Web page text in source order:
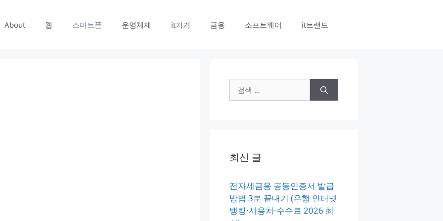
About 웹 스마트폰 운영체제 it기기 금융 소프트웨어 it트랜드
색:
최신 글
전자세금용 공동인증서 발급
방법 3분 끝내기 (은행 인터넷
뱅킹·사용처·수수료 2026 최